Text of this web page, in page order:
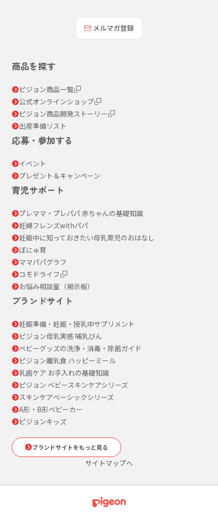
メルマガ登録
商品を探す
ピジョン商品一覧
公式オンラインショップ
ピジョン商品開発ストーリー
出産準備リスト
応募・参加する
イベント
プレゼント＆キャンペーン
育児サポート
プレママ・プレパパ 赤ちゃんの基礎知識
妊婦フレンズwithパパ
妊娠中に知っておきたい母乳育児のおはなし
ぼにゅ育
ママパパグラフ
コモドライフ
お悩み相談室（掲示板）
ブランドサイト
妊娠準備・妊娠・授乳中サプリメント
ピジョン母乳実感 哺乳びん
ベビーグッズの洗浄・消毒・除菌ガイド
ピジョン離乳食 ハッピーミール
乳歯ケア お手入れの基礎知識
ピジョン ベビースキンケアシリーズ
スキンケアベーシックシリーズ
A形・B形ベビーカー
ピジョンキッズ
ブランドサイトをもっと見る
サイトマップへ